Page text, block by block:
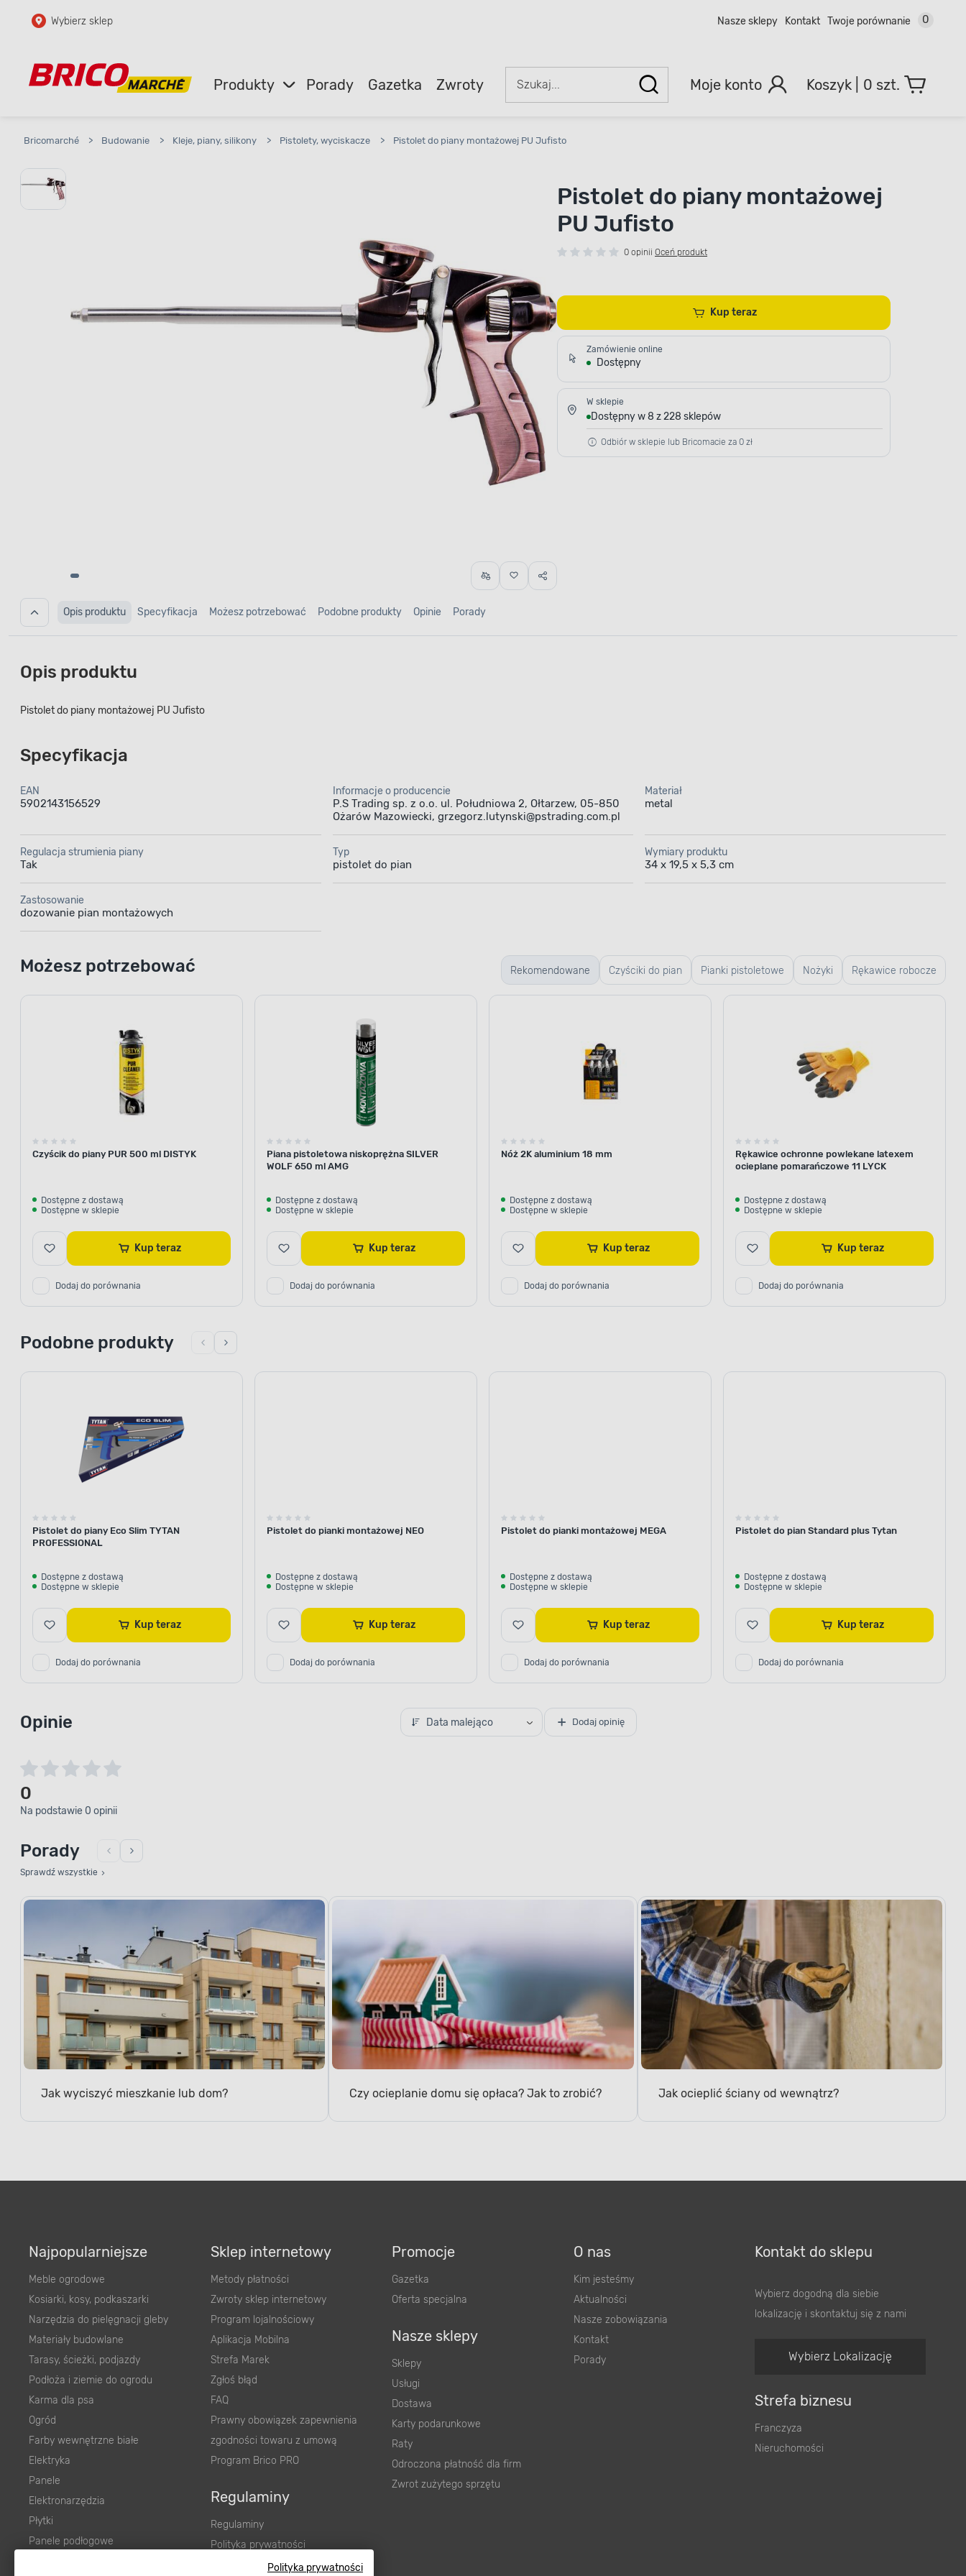
Polityka prywatności
Przejdź do głównej zawartości
Przejdź do wyszukiwarki
Wybierz sklep Nasze sklepy Kontakt Twoje porównanie 0
Produkty Porady Gazetka Zwroty Moje konto 0 szt.
Bricomarché > Budowanie > Kleje, piany, silikony > Pistolety, wyciskacze > Pistolet do piany montażowej PU Jufisto
Pistolet do piany montażowej
PU Jufisto
0 opinii Oceń produkt
Kup teraz
Zamówienie online
Dostępny
W sklepie
Dostępny w 8 z 228 sklepów
Odbiór w sklepie lub Bricomacie za 0 zł
Opis produktu Specyfikacja Możesz potrzebować Podobne produkty Opinie Porady
Opis produktu
Pistolet do piany montażowej PU Jufisto
Specyfikacja
EAN
5902143156529
Informacje o producencie
P.S Trading sp. z o.o. ul. Południowa 2, Ołtarzew, 05-850
Ożarów Mazowiecki, grzegorz.lutynski@pstrading.com.pl
Materiał
metal
Regulacja strumienia piany
Tak
Typ
pistolet do pian
Wymiary produktu
34 x 19,5 x 5,3 cm
Zastosowanie
dozowanie pian montażowych
Rekomendowane Czyściki do pian Pianki pistoletowe Nożyki Rękawice robocze
Możesz potrzebować
Czyścik do piany PUR 500 ml DISTYK
Dostępne z dostawą
Dostępne w sklepie
Kup teraz
Dodaj do porównania
Piana pistoletowa niskoprężna SILVER
WOLF 650 ml AMG
Dostępne z dostawą
Dostępne w sklepie
Kup teraz
Dodaj do porównania
Nóż 2K aluminium 18 mm
Dostępne z dostawą
Dostępne w sklepie
Kup teraz
Dodaj do porównania
Rękawice ochronne powlekane latexem
ocieplane pomarańczowe 11 LYCK
Dostępne z dostawą
Dostępne w sklepie
Kup teraz
Dodaj do porównania
Podobne produkty
Pistolet do piany Eco Slim TYTAN
PROFESSIONAL
Dostępne z dostawą
Dostępne w sklepie
Kup teraz
Dodaj do porównania
Pistolet do pianki montażowej NEO
Dostępne z dostawą
Dostępne w sklepie
Kup teraz
Dodaj do porównania
Pistolet do pianki montażowej MEGA
Dostępne z dostawą
Dostępne w sklepie
Kup teraz
Dodaj do porównania
Pistolet do pian Standard plus Tytan
Dostępne z dostawą
Dostępne w sklepie
Kup teraz
Dodaj do porównania
Opinie Data malejąco Dodaj opinię
0
Na podstawie 0 opinii
Porady
Sprawdź wszystkie
Jak wyciszyć mieszkanie lub dom? Czy ocieplanie domu się opłaca? Jak to zrobić? Jak ocieplić ściany od wewnątrz?
Najpopularniejsze
Meble ogrodowe
Kosiarki, kosy, podkaszarki
Narzędzia do pielęgnacji gleby
Materiały budowlane
Tarasy, ścieżki, podjazdy
Podłoża i ziemie do ogrodu
Karma dla psa
Ogród
Farby wewnętrzne białe
Elektryka
Panele
Elektronarzędzia
Płytki
Panele podłogowe
Sklep internetowy
Metody płatności
Zwroty sklep internetowy
Program lojalnościowy
Aplikacja Mobilna
Strefa Marek
Zgłoś błąd
FAQ
Prawny obowiązek zapewnienia
zgodności towaru z umową
Program Brico PRO
Regulaminy
Regulaminy
Polityka prywatności
Promocje
Gazetka
Oferta specjalna
Nasze sklepy
Sklepy
Usługi
Dostawa
Karty podarunkowe
Raty
Odroczona płatność dla firm
Zwrot zużytego sprzętu
O nas
Kim jesteśmy
Aktualności
Nasze zobowiązania
Kontakt
Porady
Kontakt do sklepu
Wybierz dogodną dla siebie
lokalizację i skontaktuj się z nami
Wybierz Lokalizację
Strefa biznesu
Franczyza
Nieruchomości